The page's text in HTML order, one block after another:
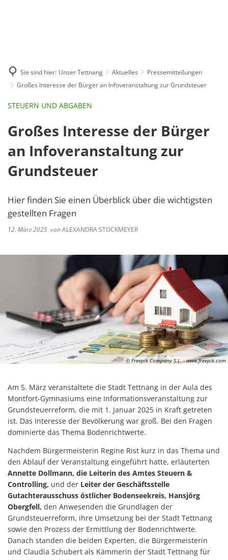
Sie sind hier: Unser Tettnang Aktuelles
Pressemitteilungen
Großes Interesse der Bürger an Infoveranstaltung zur Grundsteuer
STEUERN UND ABGABEN
Großes Interesse der Bürger
an Infoveranstaltung zur
Grundsteuer
Hier finden Sie einen Überblick über die wichtigsten
gestellten Fragen
12. März 2025 vonALEXANDRA STOCKMEYER
© Freepik Company S.L. - www.freepik.com
Am 5. März veranstaltete die Stadt Tettnang in der Aula des
Montfort-Gymnasiums eine Informationsveranstaltung zur
Grundsteuerreform, die mit 1. Januar 2025 in Kraft getreten
ist. Das Interesse der Bevölkerung war groß. Bei den Fragen
dominierte das Thema Bodenrichtwerte.
Nachdem Bürgermeisterin Regine Rist kurz in das Thema und
den Ablauf der Veranstaltung eingeführt hatte, erläuterten
Annette Dollmann, die Leiterin des Amtes Steuern &
Controlling, und der Leiter der Geschäftsstelle
Gutachterausschuss östlicher Bodenseekreis, Hansjörg
Obergfell, den Anwesenden die Grundlagen der
Grundsteuerreform, ihre Umsetzung bei der Stadt Tettnang
sowie den Prozess der Ermittlung der Bodenrichtwerte.
Danach standen die beiden Experten, die Bürgermeisterin
und Claudia Schubert als Kämmerin der Stadt Tettnang für